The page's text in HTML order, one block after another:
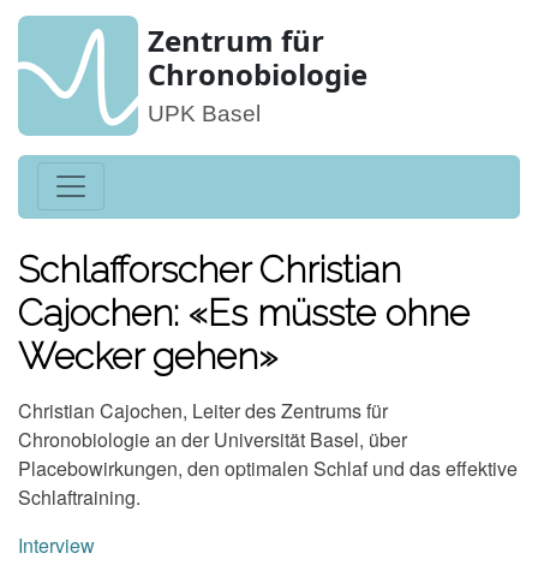
Zentrum für
Chronobiologie
UPK Basel
Schlafforscher Christian
Cajochen: «Es müsste ohne
Wecker gehen»
Christian Cajochen, Leiter des Zentrums für
Chronobiologie an der Universität Basel, über
Placebowirkungen, den optimalen Schlaf und das effektive
Schlaftraining.
Interview